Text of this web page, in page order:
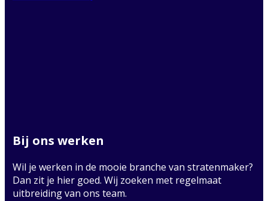
Bij ons werken
Wil je werken in de mooie branche van stratenmaker?
Dan zit je hier goed. Wij zoeken met regelmaat
uitbreiding van ons team.